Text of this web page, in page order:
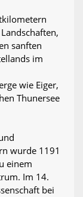
sanften
im
wie Eiger,
Thunersee
wurde 1191
einem
Im 14.
bei